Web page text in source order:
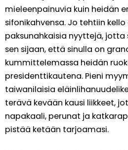
mieleenpainuvia kuin heidän
sifonikahvensa. Jo tehtiin
paksunahkaisia ​​nyyttejä, jotta
sen sijaan, että sinulla on
kummittelemassa heidän
presidenttikautena. Pieni
taiwanilaisia
terävä kevään kausi liikkeet,
napakaali, perunat ja
pistää ketään tarjoamasi.